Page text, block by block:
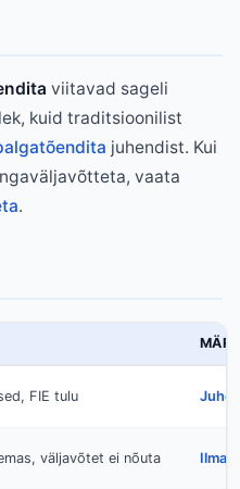
viitavad sageli
kuid traditsioonilist
juhendist. Kui
vaata
.
FIE tulu
väljavõtet ei nõuta Ilma